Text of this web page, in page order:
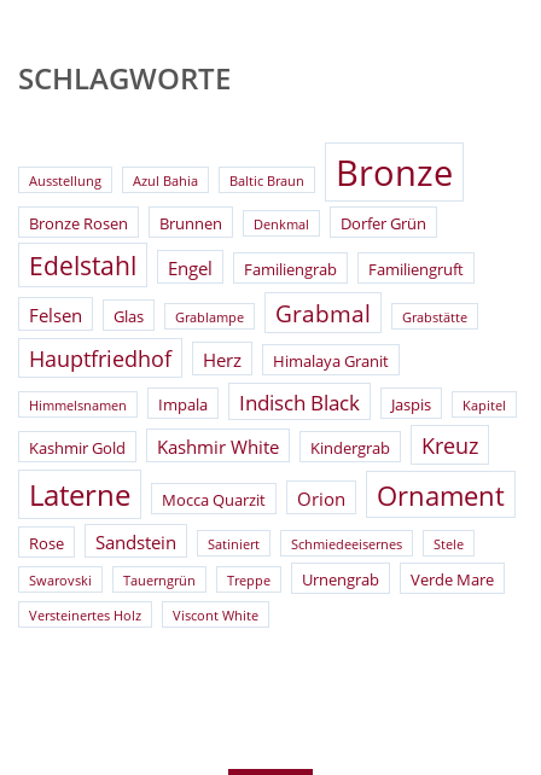
SCHLAGWORTE
Ausstellung Azul Bahia Baltic Braun Bronze
Bronze Rosen Brunnen Denkmal Dorfer Grün
Edelstahl Engel Familiengrab Familiengruft
Felsen Glas Grablampe Grabmal Grabstätte
Hauptfriedhof Herz Himalaya Granit
Himmelsnamen Impala Indisch Black Jaspis Kapitel
Kashmir Gold Kashmir White Kindergrab Kreuz
Laterne Mocca Quarzit Orion Ornament
Rose Sandstein Satiniert Schmiedeeisernes Stele
Swarovski Tauerngrün Treppe Urnengrab Verde Mare
Versteinertes Holz Viscont White